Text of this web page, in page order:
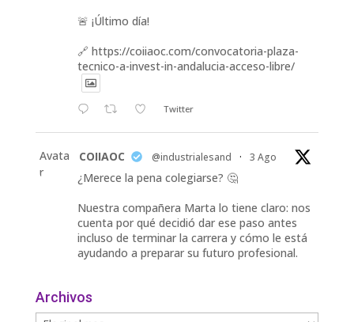
🚨 ¡Último día!
🔗 https://coiiaoc.com/convocatoria-plaza-
tecnico-a-invest-in-andalucia-acceso-libre/
Twitter
Avata
r
COIIAOC @industrialesand · 3 Ago
¿Merece la pena colegiarse? 🤔
Nuestra compañera Marta lo tiene claro: nos
cuenta por qué decidió dar ese paso antes
incluso de terminar la carrera y cómo le está
ayudando a preparar su futuro profesional.
🤝 Contacto con profesionales y empresas.
💼
Archivos